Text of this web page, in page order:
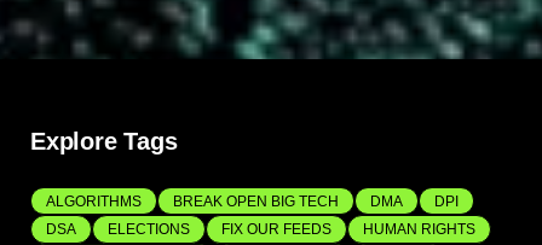
Explore Tags
ALGORITHMS BREAK OPEN BIG TECH DMA
DPI
DSA
ELECTIONS FIX OUR FEEDS
HUMAN RIGHTS